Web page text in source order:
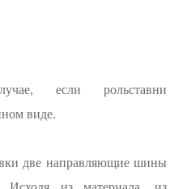
если рольставни
виде.
две направляющие шины